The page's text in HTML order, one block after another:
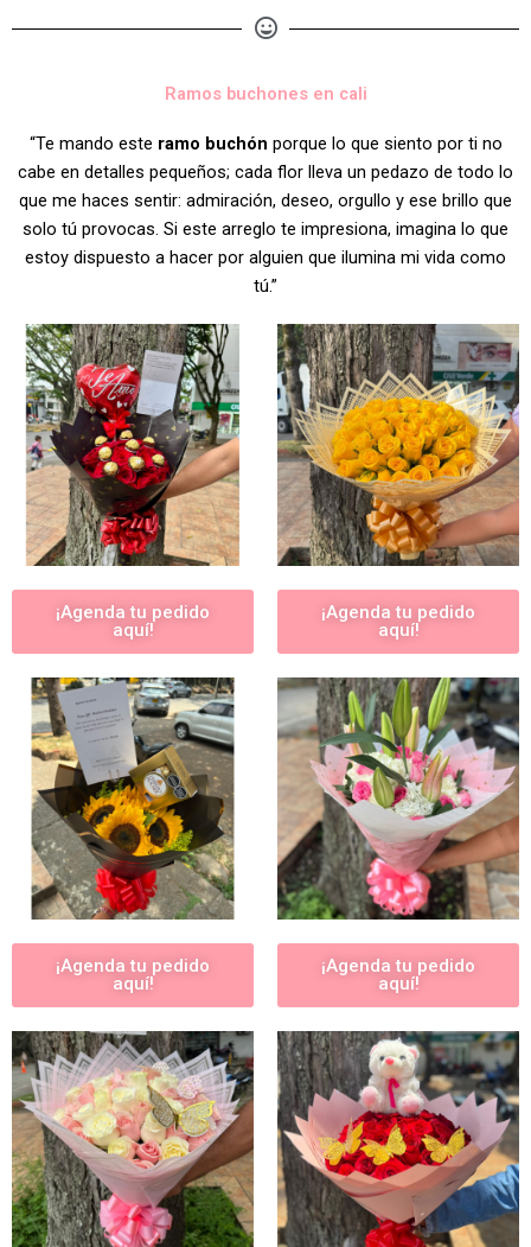
Ramos buchones en cali
“Te mando este ramo buchón porque lo que siento por ti no
cabe en detalles pequeños; cada flor lleva un pedazo de todo lo
que me haces sentir: admiración, deseo, orgullo y ese brillo que
solo tú provocas. Si este arreglo te impresiona, imagina lo que
estoy dispuesto a hacer por alguien que ilumina mi vida como
tú.”
¡Agenda tu pedido
aquí!
¡Agenda tu pedido
aquí!
¡Agenda tu pedido
aquí!
¡Agenda tu pedido
aquí!